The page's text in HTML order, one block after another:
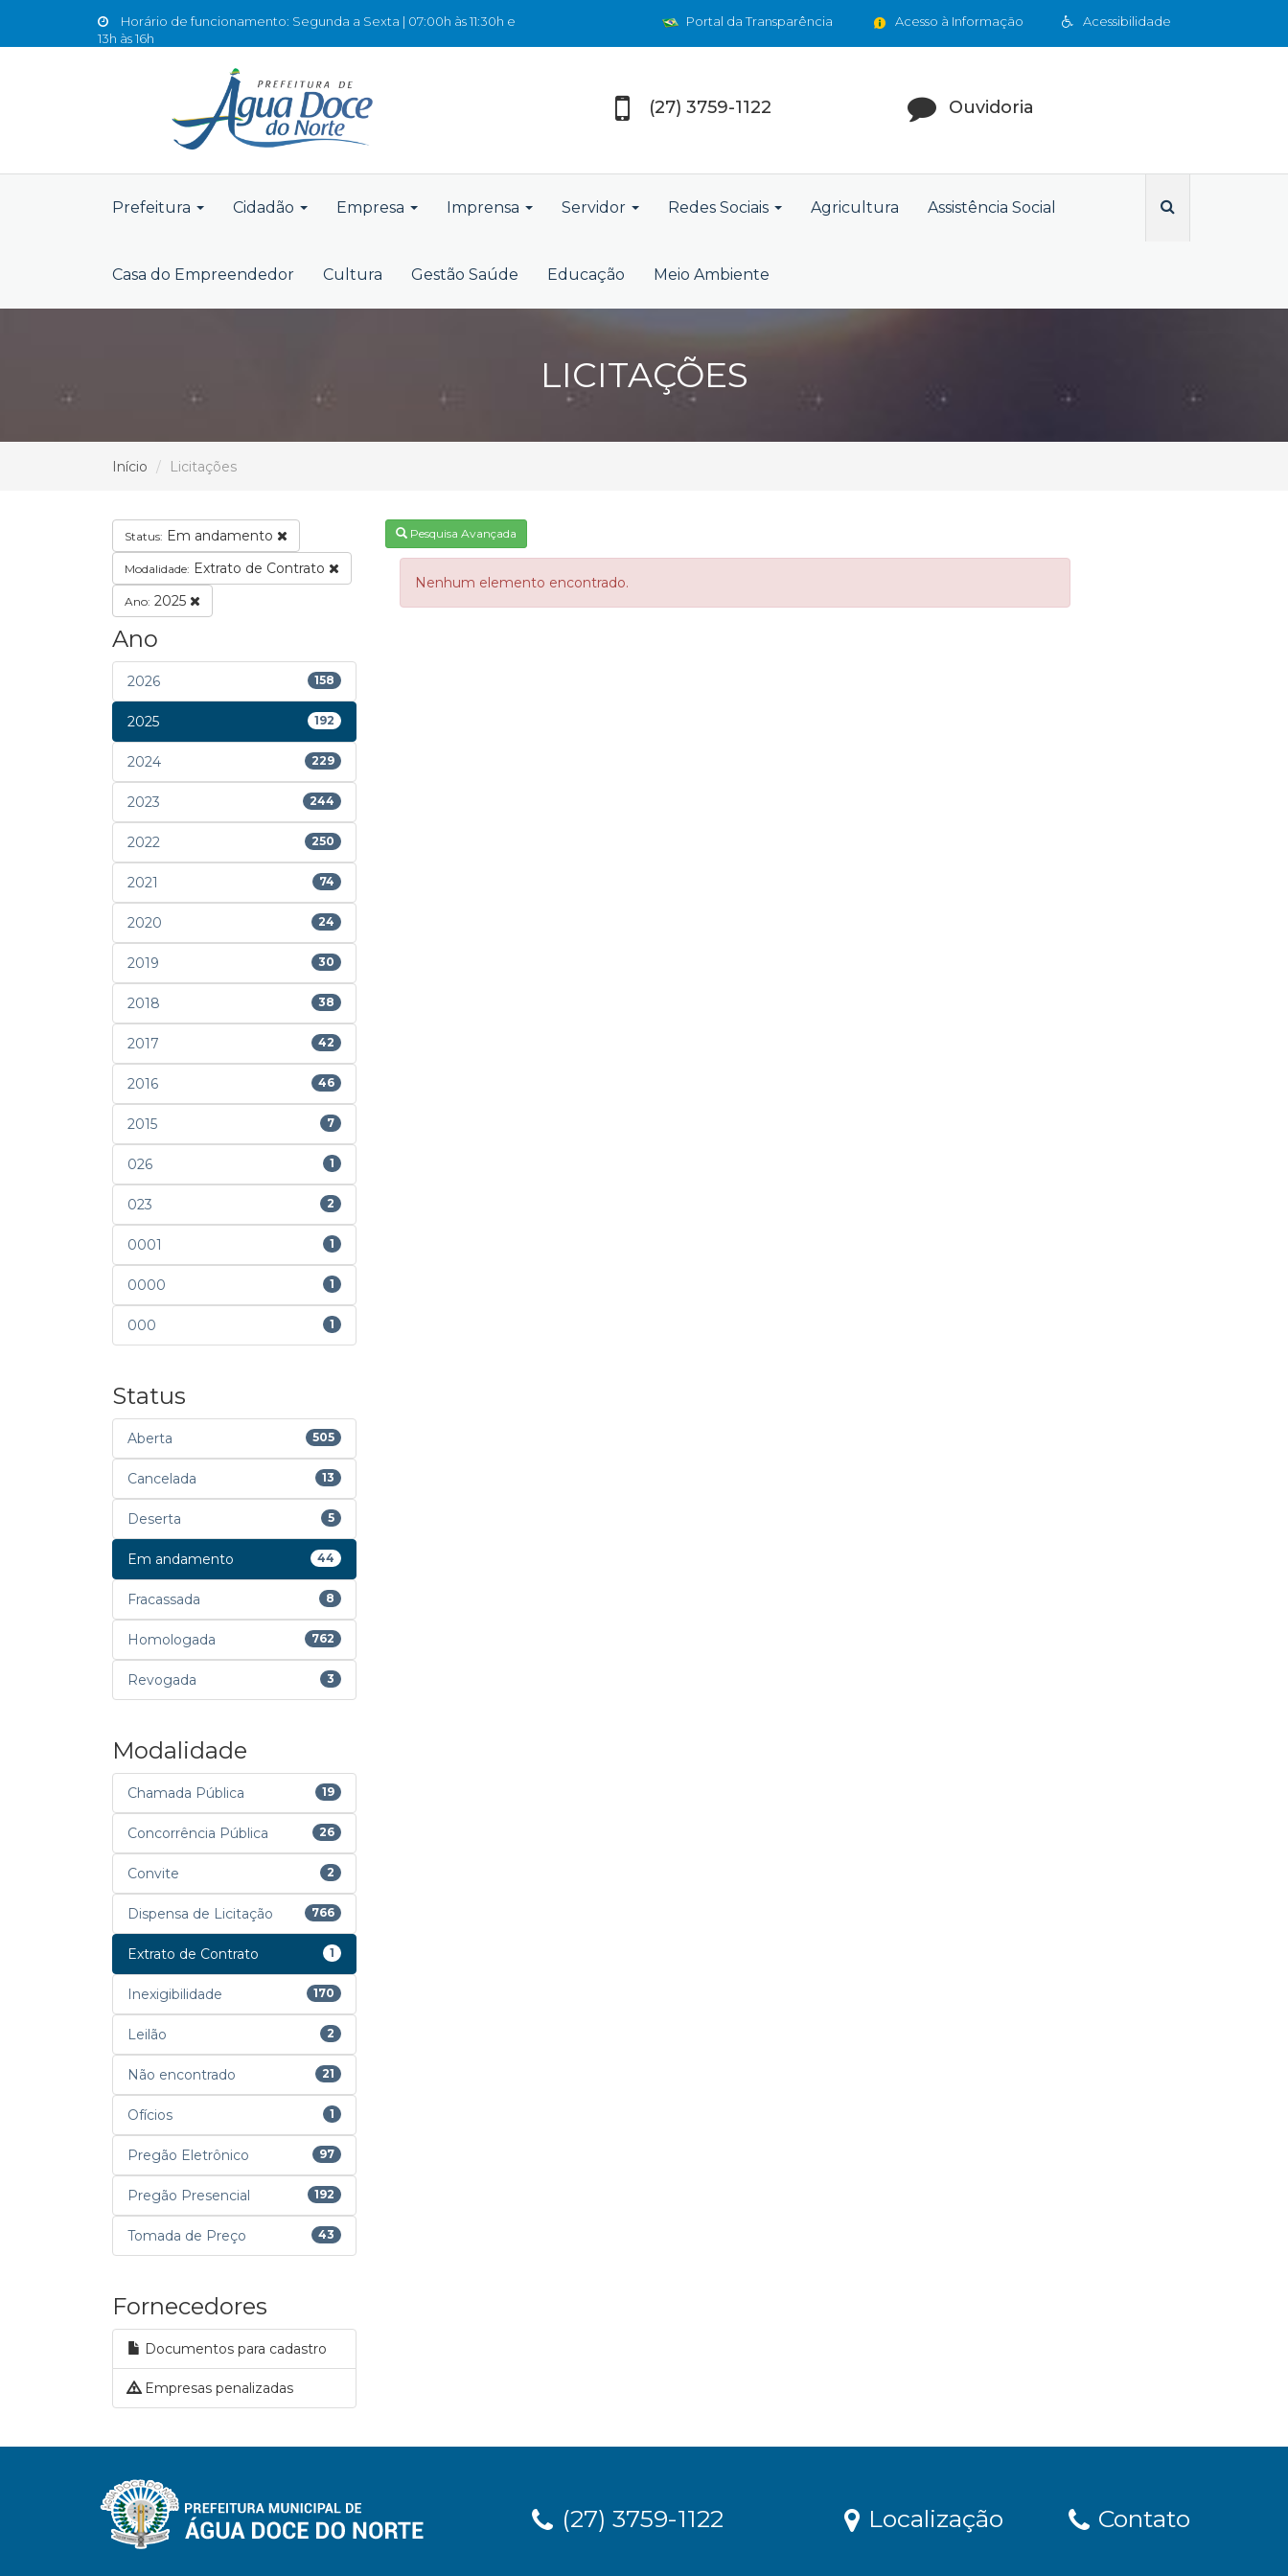
Horário de funcionamento: Segunda a Sexta | 07:00h às 11:30h e
13h às 16h
Acessibilidade
Acesso à Informação
Portal da Transparência
(27) 3759-1122 Ouvidoria
Prefeitura Cidadão Empresa Imprensa Servidor Redes Sociais Agricultura Assistência Social
Casa do Empreendedor Cultura Gestão Saúde Educação Meio Ambiente
LICITAÇÕES
Início Licitações
Status: Em andamento
Modalidade: Extrato de Contrato
Ano: 2025
Ano
2026 158
2025 192
2024 229
2023 244
2022 250
2021 74
2020 24
2019 30
2018 38
2017 42
2016 46
2015 7
026 1
023 2
0001 1
0000 1
000 1
Status
Aberta 505
Cancelada 13
Deserta 5
Em andamento 44
Fracassada 8
Homologada 762
Revogada 3
Modalidade
Chamada Pública 19
Concorrência Pública 26
Convite 2
Dispensa de Licitação 766
Extrato de Contrato 1
Inexigibilidade 170
Leilão 2
Não encontrado 21
Ofícios 1
Pregão Eletrônico 97
Pregão Presencial 192
Tomada de Preço 43
Fornecedores
Documentos para cadastro
Empresas penalizadas
Pesquisa Avançada
Nenhum elemento encontrado.
(27) 3759-1122 Localização Contato